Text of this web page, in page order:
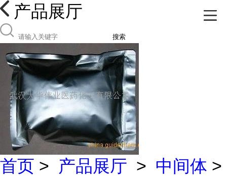
产品展厅
搜索
首页 > 产品展厅 > 中间体 >